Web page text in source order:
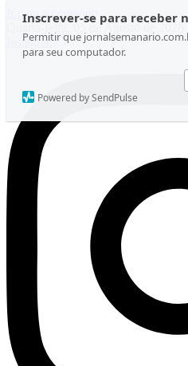
Inscrever-se para receber
Permitir que
para seu computador.
Powered by SendPulse
Ir para o conteúdo
Quarta-feira, 05 de Agosto de 2026
Instagram